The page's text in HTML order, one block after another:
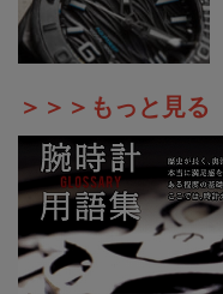
＞＞＞もっと見る